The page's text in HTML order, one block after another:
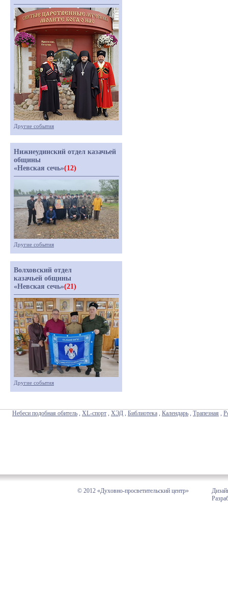
Другие события
Нижнеудинский отдел казачьей
общины
«Невская сечь»(12)
Другие события
Волховский отдел
казачьей общины
«Невская сечь»(21)
Другие события
Небеси подобная обитель , XL-спорт , ХЭД , Библиотека , Календарь , Трапезная ,
© 2012 «Духовно-просветительский центр»